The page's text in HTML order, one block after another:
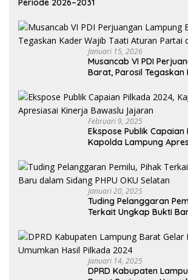
Periode 2026–2031
Januari 15, 2026
Musancab VI PDI
Barat, Parosil Tegaskan
Februari 9, 2025
Ekspose Publik Capaian
Kapolda Lampung
Januari 20, 2025
Tuding Pelanggaran
Terkait Ungkap Bukti
Januari 14, 2025
DPRD Kabupaten